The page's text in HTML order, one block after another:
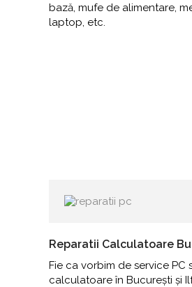
bază, mufe de alimentare,
laptop, etc.
Reparatii Calculatoare
Fie ca vorbim de service PC
calculatoare în București și